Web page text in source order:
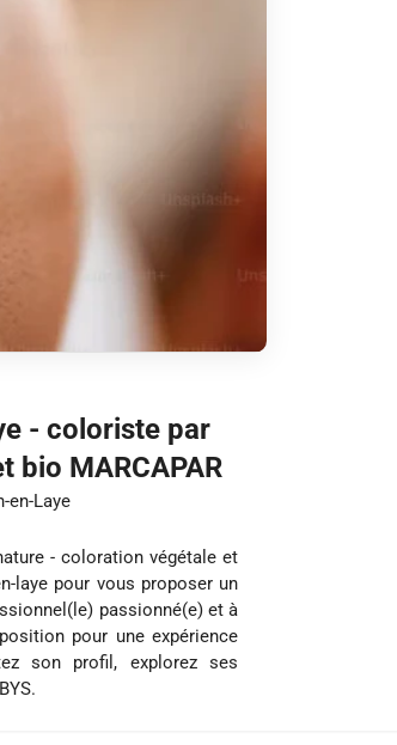
- coloriste par
bio MARCAPAR
en-Laye
- coloration végétale et
laye pour vous proposer un
passionné(e) et à
pour une expérience
son profil, explorez ses